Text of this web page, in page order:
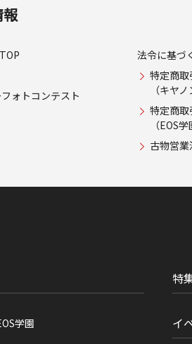
ォトコンテスト
法令に基づ
特定商
（キヤ
特定商
（EOS
古物営
学園
特
イ